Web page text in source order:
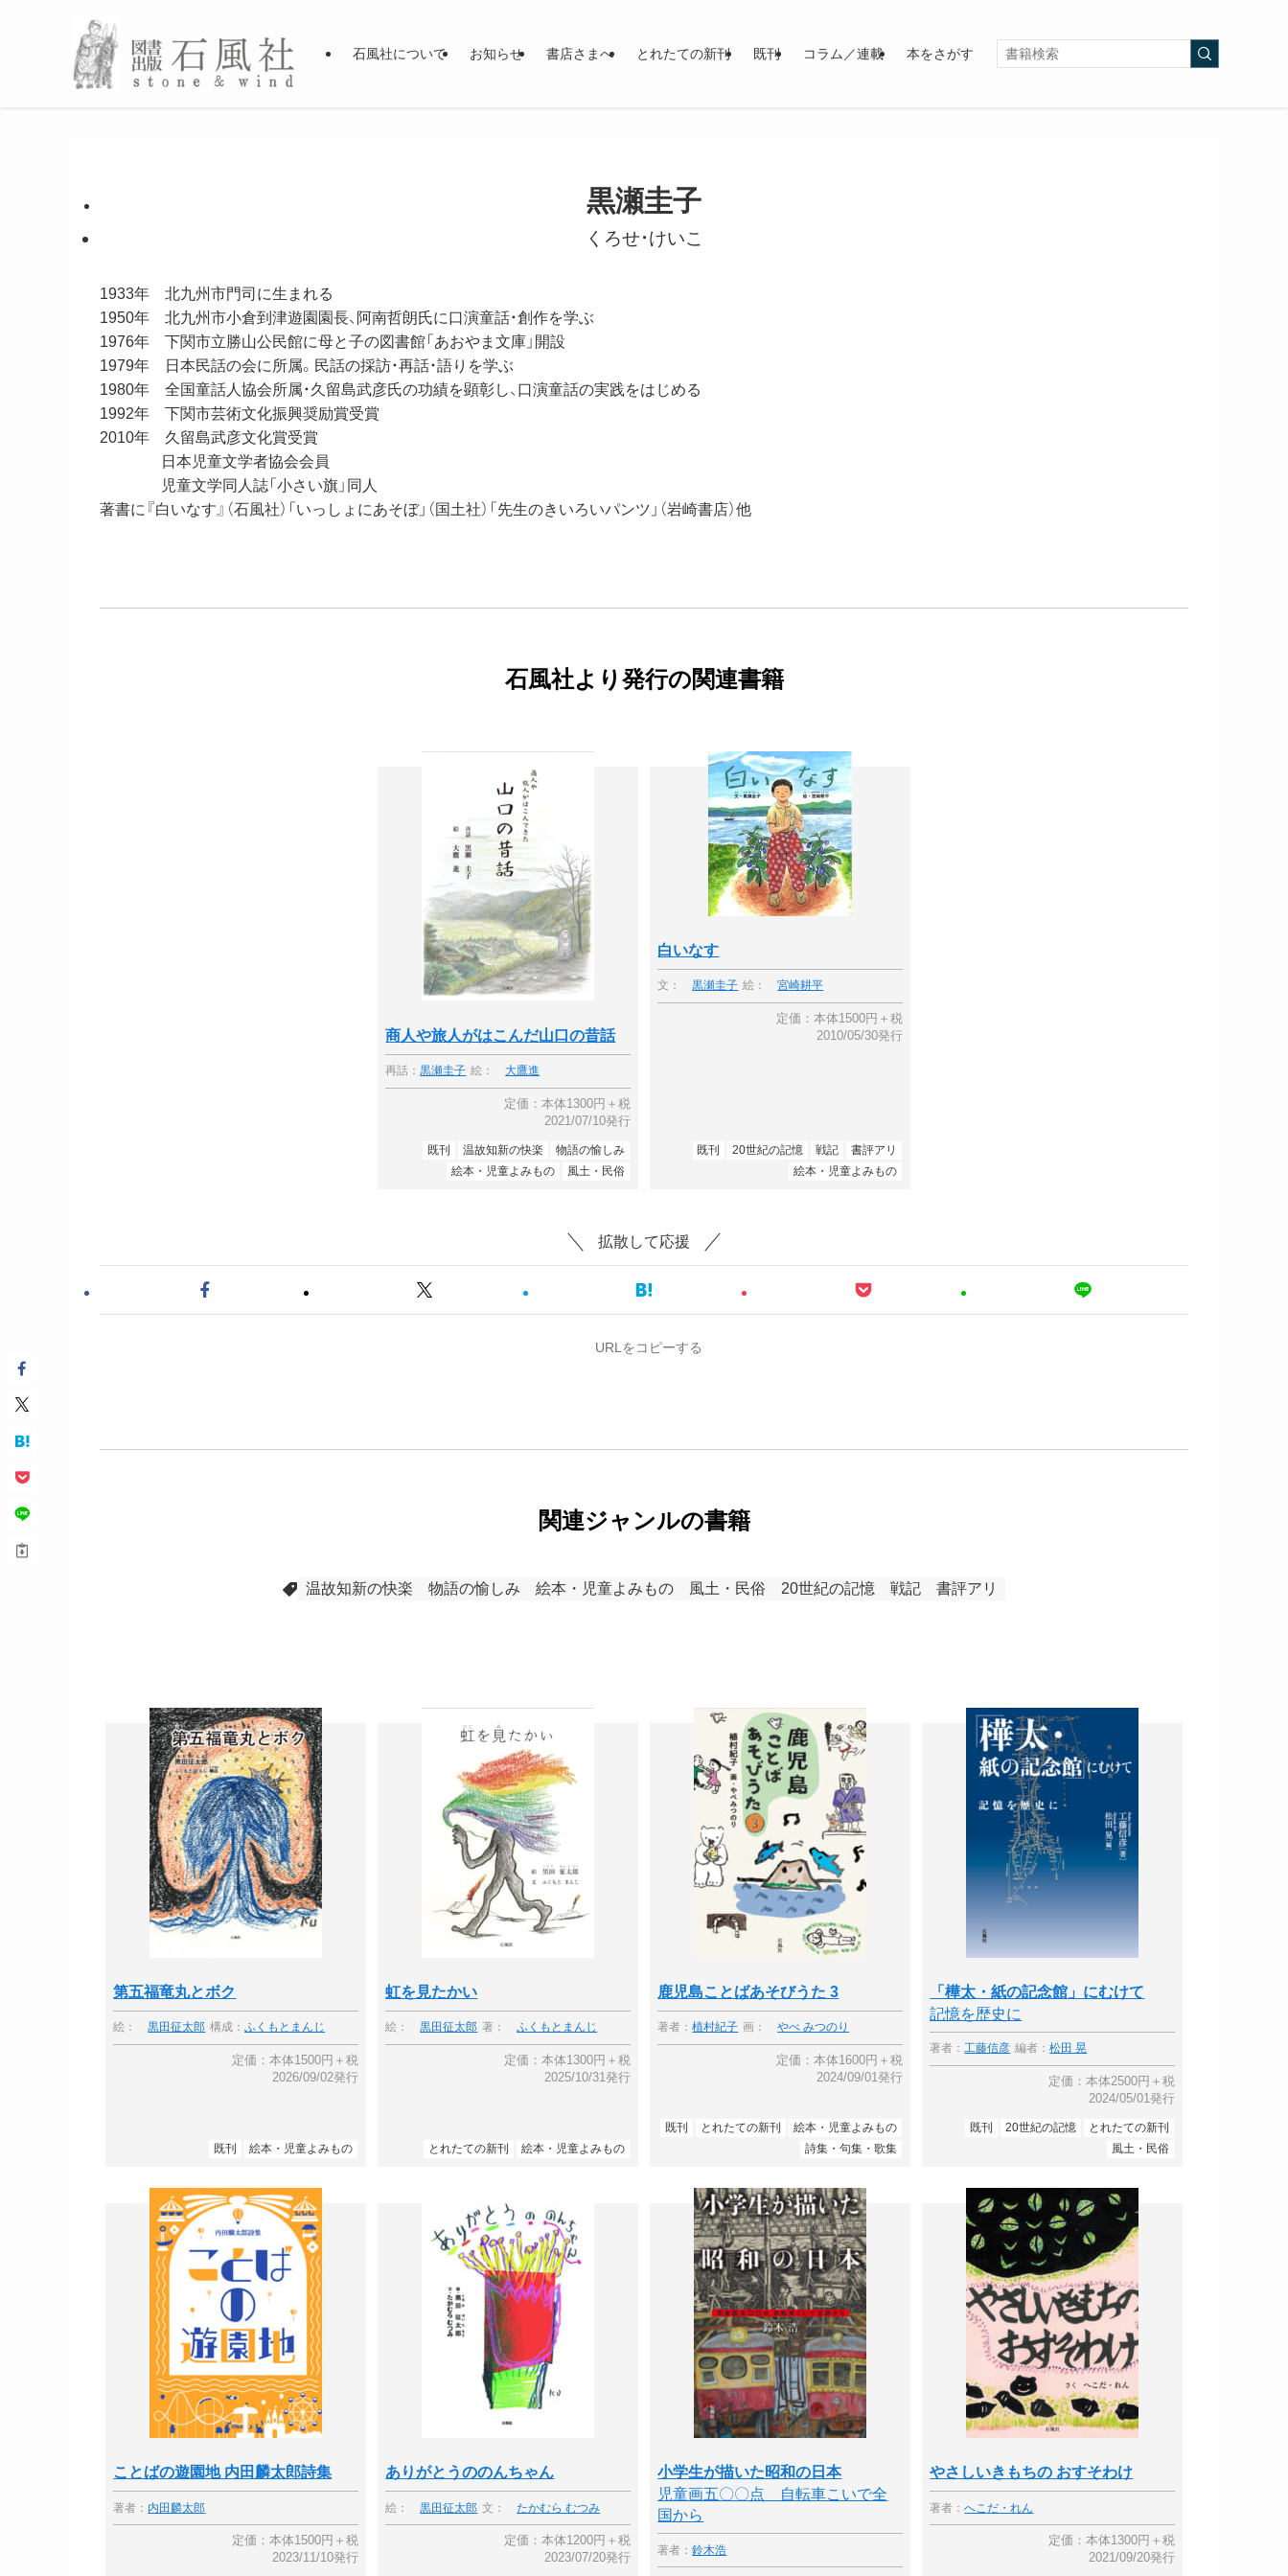
石風社について お知らせ 書店さまへ とれたての新刊 既刊 コラム／連載 本をさがす
黒瀬圭子
くろせ・けいこ
1933年 北九州市門司に生まれる
1950年 北九州市小倉到津遊園園長、阿南哲朗氏に口演童話・創作を学ぶ
1976年 下関市立勝山公民館に母と子の図書館「あおやま文庫」開設
1979年 日本民話の会に所属。民話の採訪・再話・語りを学ぶ
1980年 全国童話人協会所属・久留島武彦氏の功績を顕彰し、口演童話の実践をはじめる
1992年 下関市芸術文化振興奨励賞受賞
2010年 久留島武彦文化賞受賞
日本児童文学者協会会員
児童文学同人誌「小さい旗」同人
著書に『白いなす』（石風社）「いっしょにあそぼ」（国土社）「先生のきいろいパンツ」（岩崎書店）他
石風社より発行の関連書籍
商人や旅人がはこんだ山口の昔話
再話：黒瀬圭子 絵： 大鷹進
定価：本体1300円＋税
2021/07/10発行
既刊 温故知新の快楽
物語の愉しみ
絵本・児童よみもの
風土・民俗
白いなす
文： 黒瀬圭子 絵： 宮崎耕平
定価：本体1500円＋税
2010/05/30発行
既刊 20世紀の記憶 戦記
書評アリ
絵本・児童よみもの
拡散して応援
URLをコピーする
関連ジャンルの書籍
温故知新の快楽 物語の愉しみ 絵本・児童よみもの 風土・民俗 20世紀の記憶 戦記 書評アリ
第五福竜丸とボク
絵： 黒田征太郎 構成：ふくもとまんじ
定価：本体1500円＋税
2026/09/02発行
既刊 絵本・児童よみもの
虹を見たかい
絵： 黒田征太郎 著： ふくもとまんじ
定価：本体1300円＋税
2025/10/31発行
とれたての新刊 絵本・児童よみもの
鹿児島ことばあそびうた 3
著者：植村紀子 画： やべ みつのり
定価：本体1600円＋税
2024/09/01発行
既刊 とれたての新刊
絵本・児童よみもの
詩集・句集・歌集
「樺太・紙の記念館」にむけて
記憶を歴史に
著者：工藤信彦 編者：松田 晃
定価：本体2500円＋税
2024/05/01発行
既刊 20世紀の記憶
とれたての新刊
風土・民俗
ことばの遊園地 内田麟太郎詩集
著者： 内田麟太郎
定価：本体1500円＋税
2023/11/10発行
ありがとうののんちゃん
絵： 黒田征太郎 文： たかむら むつみ
定価：本体1200円＋税
2023/07/20発行
小学生が描いた昭和の日本
児童画五〇〇点 自転車こいで全
国から
著者：鈴木浩
やさしいきもちの おすそわけ
著者：へこだ・れん
定価：本体1300円＋税
2021/09/20発行